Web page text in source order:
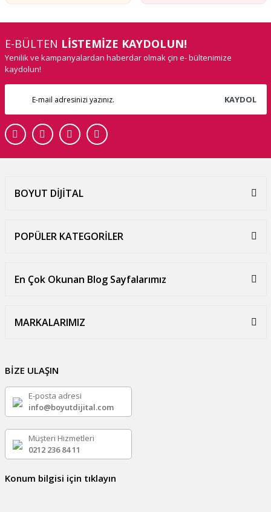
E-BÜLTEN LİSTEMİZE KAYDOLUN!
Yenilik ve kampanyalardan haberdar olmak çin e- bültenimize
kaydolun!
KAYDOL
BOYUT DİJİTAL
POPÜLER KATEGORİLER
En Çok Okunan Blog Sayfalarımız
MARKALARIMIZ
BİZE ULAŞIN
E-posta adresi
info@boyutdijital.com
Müşteri Hizmetleri
0212 236 84 11
Konum bilgisi için tıklayın